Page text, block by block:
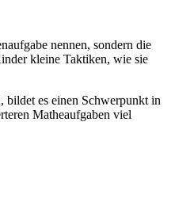
nennen, sondern die
kleine Taktiken, wie sie
bildet es einen Schwerpunkt in
Matheaufgaben viel